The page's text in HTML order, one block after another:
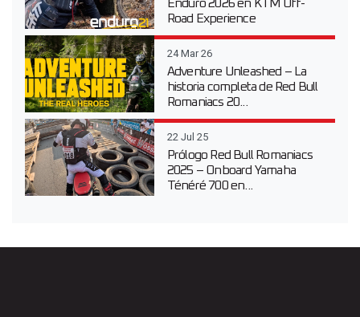
Enduro 2026 en KTM Off-
Road Experience
24 Mar 26
Adventure Unleashed – La
historia completa de Red Bull
Romaniacs 20...
22 Jul 25
Prólogo Red Bull Romaniacs
2025 – Onboard Yamaha
Ténéré 700 en...